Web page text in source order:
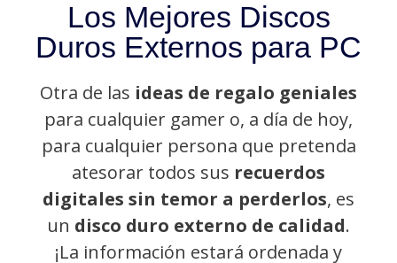
Los Mejores Discos
Duros Externos para PC
Otra de las ideas de regalo geniales
para cualquier gamer o, a día de hoy,
para cualquier persona que pretenda
atesorar todos sus recuerdos
digitales sin temor a perderlos, es
un disco duro externo de calidad.
¡La información estará ordenada y